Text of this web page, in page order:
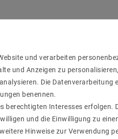
und verarbeiten
und Anzeigen zu
Die Datenverarbeitung
benennen.
berechtigten Interesses erfolgen.
und die Einwilligung zu
Hinweise zur Verwendung